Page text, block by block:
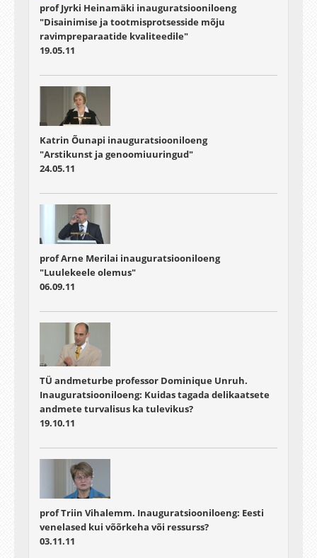
prof Jyrki Heinamäki inauguratsiooniloeng
"Disainimise ja tootmisprotsesside mõju
ravimpreparaatide kvaliteedile"
19.05.11
Katrin Õunapi inauguratsiooniloeng
"Arstikunst ja genoomiuuringud"
24.05.11
prof Arne Merilai inauguratsiooniloeng
"Luulekeele olemus"
06.09.11
TÜ andmeturbe professor Dominique Unruh.
Inauguratsiooniloeng: Kuidas tagada delikaatsete
andmete turvalisus ka tulevikus?
19.10.11
prof Triin Vihalemm. Inauguratsiooniloeng: Eesti
venelased kui võõrkeha või ressurss?
03.11.11